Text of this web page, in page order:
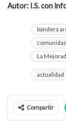
Autor: I.S. con
bandera
La
actualidad
Compartir